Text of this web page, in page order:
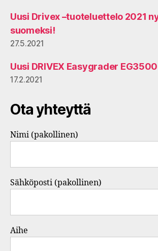
Uusi Drivex –tuoteluettelo 2021
suomeksi!
27.5.2021
Uusi DRIVEX Easygrader
17.2.2021
Ota yhteyttä
Nimi (pakollinen)
Sähköposti (pakollinen)
Aihe